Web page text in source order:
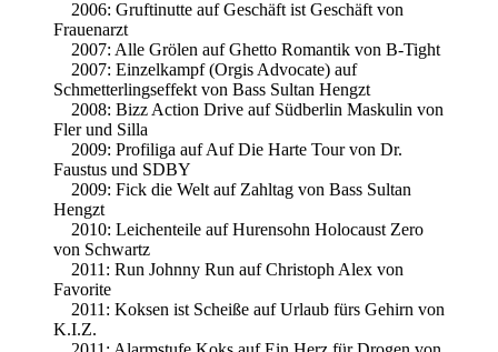
2006: Gruftinutte auf Geschäft ist Geschäft von
Frauenarzt
2007: Alle Grölen auf Ghetto Romantik von B-Tight
2007: Einzelkampf (Orgis Advocate) auf
Schmetterlingseffekt von Bass Sultan Hengzt
2008: Bizz Action Drive auf Südberlin Maskulin von
Fler und Silla
2009: Profiliga auf Auf Die Harte Tour von Dr.
Faustus und SDBY
2009: Fick die Welt auf Zahltag von Bass Sultan
Hengzt
2010: Leichenteile auf Hurensohn Holocaust Zero
von Schwartz
2011: Run Johnny Run auf Christoph Alex von
Favorite
2011: Koksen ist Scheiße auf Urlaub fürs Gehirn von
K.I.Z.